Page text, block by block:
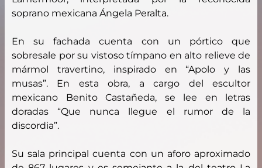
soprano mexicana Ángela Peralta.
En su fachada cuenta con un pórtico que
sobresale por su vistoso tímpano en alto relieve de
mármol travertino, inspirado en “Apolo y las
musas”. En esta obra, a cargo del escultor
mexicano Benito Castañeda, se lee en letras
doradas “Que nunca llegue el rumor de la
discordia”.
Su sala principal cuenta con un aforo aproximado